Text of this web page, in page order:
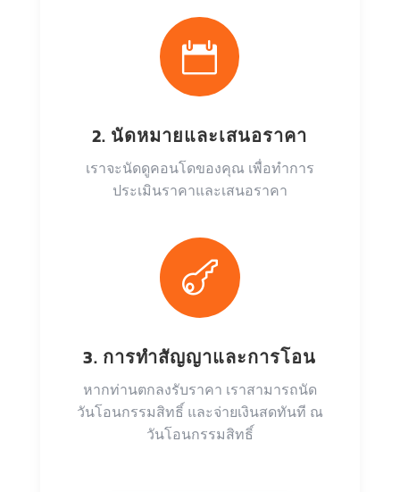

2. นัดหมายและเสนอราคา
เราจะนัดดูคอนโดของคุณ เพื่อทำการ
ประเมินราคาและเสนอราคา

3. การทำสัญญาและการโอน
หากท่านตกลงรับราคา เราสามารถนัด
วันโอนกรรมสิทธิ์ และจ่ายเงินสดทันที ณ
วันโอนกรรมสิทธิ์